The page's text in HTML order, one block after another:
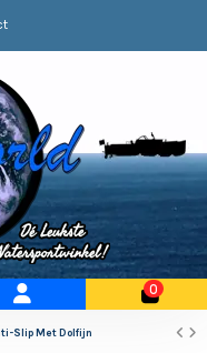
0
Slip Met Dolfijn